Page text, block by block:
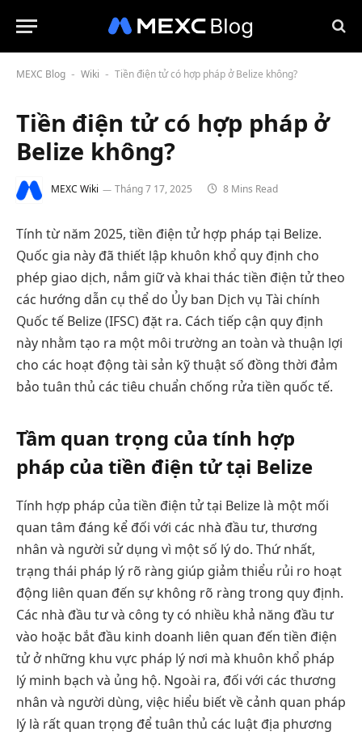
MEXC Blog - Wiki - Tiền điện tử có hợp pháp ở Belize không?
Tiền điện tử có hợp pháp ở
Belize không?
MEXC Wiki Tháng 7 17, 2025 8 Mins Read
Tính từ năm 2025, tiền điện tử hợp pháp tại Belize.
Quốc gia này đã thiết lập khuôn khổ quy định cho
phép giao dịch, nắm giữ và khai thác tiền điện tử theo
các hướng dẫn cụ thể do Ủy ban Dịch vụ Tài chính
Quốc tế Belize (IFSC) đặt ra. Cách tiếp cận quy định
này nhằm tạo ra một môi trường an toàn và thuận lợi
cho các hoạt động tài sản kỹ thuật số đồng thời đảm
bảo tuân thủ các tiêu chuẩn chống rửa tiền quốc tế.
Tầm quan trọng của tính hợp
pháp của tiền điện tử tại Belize
Tính hợp pháp của tiền điện tử tại Belize là một mối
quan tâm đáng kể đối với các nhà đầu tư, thương
nhân và người sử dụng vì một số lý do. Thứ nhất,
trạng thái pháp lý rõ ràng giúp giảm thiểu rủi ro hoạt
động liên quan đến sự không rõ ràng trong quy định.
Các nhà đầu tư và công ty có nhiều khả năng đầu tư
vào hoặc bắt đầu kinh doanh liên quan đến tiền điện
tử ở những khu vực pháp lý nơi mà khuôn khổ pháp
lý minh bạch và ủng hộ. Ngoài ra, đối với các thương
nhân và người dùng, việc hiểu biết về cảnh quan pháp
lý là rất quan trọng để tuân thủ các luật địa phương